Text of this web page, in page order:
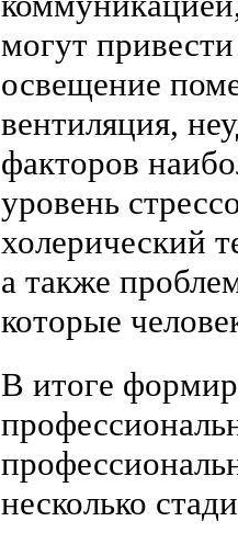
могут
освещение
вентиляция,
факторов
уровень
холерический
а также
которые
В итоге
несколько